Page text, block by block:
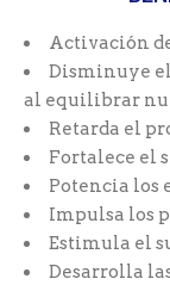
Activación
Disminuye el
al equilibrar
Retarda el
Fortalece el
Potencia los
Impulsa los
Estimula el
Desarrolla